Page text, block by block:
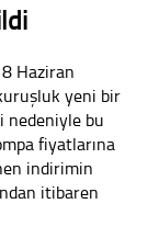
Haziran
yeni bir
nedeniyle bu
fiyatlarına
indirimin
itibaren